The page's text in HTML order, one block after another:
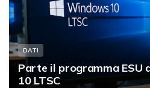
DATI
Parte il programma ESU
10 LTSC